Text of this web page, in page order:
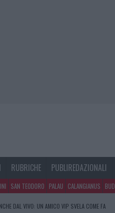
RUBRICHE PUBLIREDAZIONALI
SAN TEODORO PALAU CALANGIANUS
DAL VIVO: UN AMICO VIP SVELA COME FA